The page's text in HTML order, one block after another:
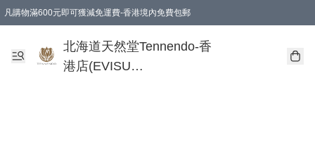
凡購物滿600元即可獲減免運費-香港境內免費包郵
北海道天然堂Tennendo-香
港店(EVISU